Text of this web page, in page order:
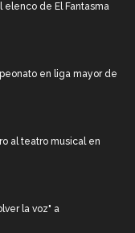
elenco de El Fantasma
en liga mayor de
al teatro musical en
la voz" a